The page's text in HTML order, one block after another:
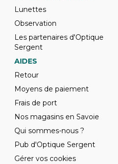
Lunettes
Observation
Les partenaires d'Optique
Sergent
AIDES
Retour
Moyens de paiement
Frais de port
Nos magasins en Savoie
Qui sommes-nous ?
Pub d'Optique Sergent
Gérer vos cookies